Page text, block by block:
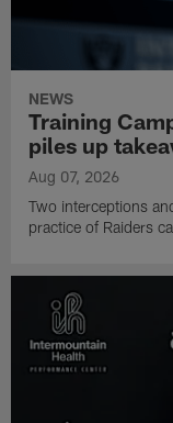
NEWS
Training
piles up
Aug 07, 2026
Two interceptions
practice of Raiders